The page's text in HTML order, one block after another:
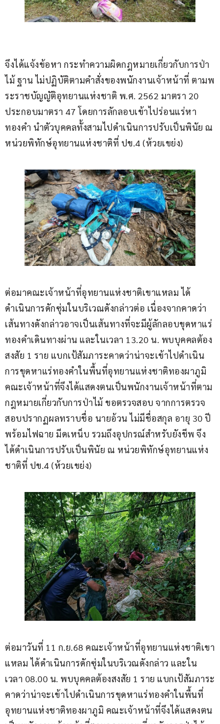
จึงได้แจ้งข้อหา กระทำความผิดกฎหมายเกี่ยวกับการป่า
ไม้ ฐาน ไม่ปฏิบัติตามคำสั่งของพนักงานเจ้าหน้าที่ ตามพ
ระราชบัญญัติอุทยานแห่งชาติ พ.ศ. 2562 มาตรา 20
ประกอบมาตรา 47 โดยการลักลอบเข้าไปร่อนแร่หา
ทองคำ นำตัวบุคคลทั้งสามไปดำเนินการปรับเป็นพินัย ณ
หน่วยพิทักษ์อุทยานแห่งชาติที่ ปข.4 (ห้วยเขย่ง)
ต่อมาคณะเจ้าหน้าที่อุทยานแห่งชาติเขาแหลม ได้
ดำเนินการดักซุ่มในบริเวณดังกล่าวต่อ เนื่องจากคาดว่า
เส้นทางดังกล่าวอาจเป็นเส้นทางที่จะมีผู้ลักลอบขุดหาแร่
ทองคำเดินทางผ่าน และในเวลา 13.20 น. พบบุคคลต้อง
สงสัย 1 ราย แบกเป้สัมภาระคาดว่าน่าจะเข้าไปดำเนิน
การขุดหาแร่ทองคำในพื้นที่อุทยานแห่งชาติทองผาภูมิ
คณะเจ้าหน้าที่จึงได้แสดงตนเป็นพนักงานเจ้าหน้าที่ตาม
กฎหมายเกี่ยวกับการป่าไม้ ขอตรวจสอบ จากการตรวจ
สอบปรากฏผลทราบชื่อ นายอ้วน ไม่มีชื่อสกุล อายุ 30 ปี
พร้อมไฟฉาย มีดเหน็บ รวมถึงอุปกรณ์สำหรับยังชีพ จึง
ได้ดำเนินการปรับเป็นพินัย ณ หน่วยพิทักษ์อุทยานแห่ง
ชาติที่ ปข.4 (ห้วยเขย่ง)
ต่อมาวันที่ 11 ก.ย.68 คณะเจ้าหน้าที่อุทยานแห่งชาติเขา
แหลม ได้ดำเนินการดักซุ่มในบริเวณดังกล่าว และใน
เวลา 08.00 น. พบบุคคลต้องสงสัย 1 ราย แบกเป้สัมภาระ
คาดว่าน่าจะเข้าไปดำเนินการขุดหาแร่ทองคำในพื้นที่
อุทยานแห่งชาติทองผาภูมิ คณะเจ้าหน้าที่จึงได้แสดงตน